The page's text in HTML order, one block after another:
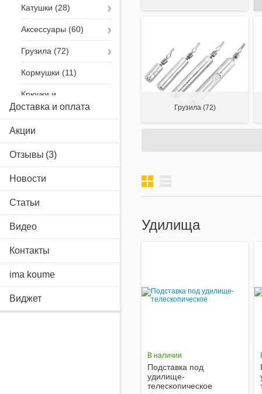
Катушки
Аксессуары
Грузила
Кормушки
Крючки и
фурнитура
Зимний ассортимент
Прочее
Доставка и оплата
Акции
Отзывы
Новости
Статьи
Видео
Контакты
ima koume
Виджет
Грузила (72)
галерея
Удилища
В наличии
Подставка под
удилище-
телескопическое